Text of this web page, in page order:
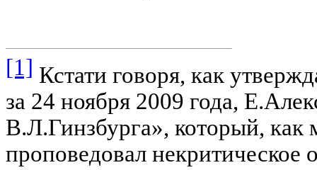
[1] Кстати говоря, как
за 24 ноября 2009 года,
В.Л.Гинзбурга», который,
проповедовал некритическое